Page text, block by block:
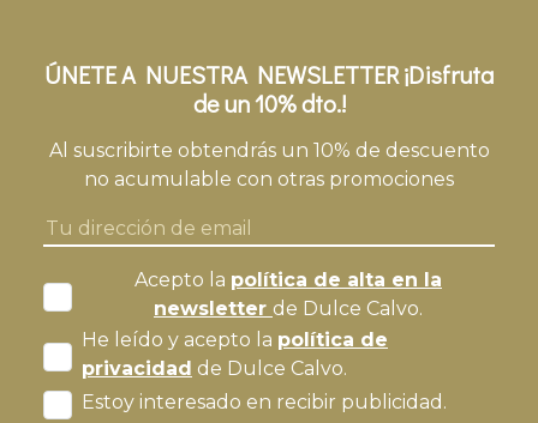
ÚNETE A NUESTRA NEWSLETTER ¡Disfruta
de un 10% dto.!
Al suscribirte obtendrás un 10% de descuento
no acumulable con otras promociones
Acepto la política de alta en la
newsletter de Dulce Calvo.
He leído y acepto la política de
privacidad de Dulce Calvo.
Estoy interesado en recibir publicidad.